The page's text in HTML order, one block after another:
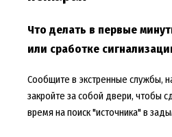
Что делать в первые
или сработке
Сообщите в экстренные службы,
закройте за собой двери, чтобы
время на поиск "источника" в